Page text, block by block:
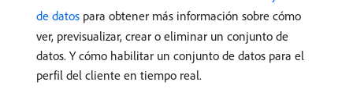
de datos para obtener más información sobre cómo
ver, previsualizar, crear o eliminar un conjunto de
datos. Y cómo habilitar un conjunto de datos para el
perfil del cliente en tiempo real.